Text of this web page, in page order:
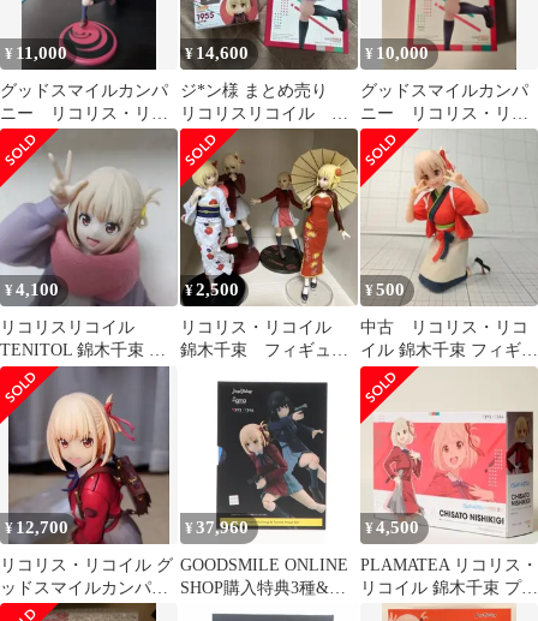
¥ 11,000
グッドスマイルカンパ
ニー リコリス・リコ
イル 錦木千束
¥ 14,600
ジ*ン様 まとめ売り
リコリスリコイル 錦
木千束 スケール ね
んどろいど フィギ
¥ 10,000
グッドスマイルカンパ
ニー リコリス・リコ
イル 錦木千束
¥4,100
リコリスリコイル
TENITOL 錦木千束 フ
ィギュア
¥2,500
リコリス・リコイル
錦木千束 フィギュア
¥500
中古 リコリス・リコ
イル 錦木千束 フィギュ
ア ちさと
¥12,700
リコリス・リコイル グ
ッドスマイルカンパニ
ー 1/7 錦木千束
¥ 37,960
GOODSMILE ONLINE
SHOP購入特典3種&ス
リーブ付属 figma(フィ
¥4,500
PLAMATEA リコリス・
リコイル 錦木千束 プラ
モデル